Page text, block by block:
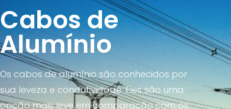
Cabos de
Alumínio
Os cabos de alumínio são conhecidos por
sua leveza e condutividade. Eles são uma
opção mais leve em comparação com os